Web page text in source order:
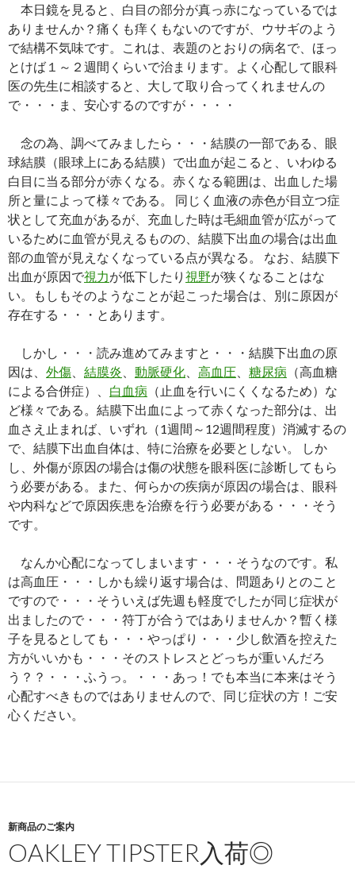
本日鏡を見ると、白目の部分が真っ赤になっているでは
ありませんか？痛くも痒くもないのですが、ウサギのよう
で結構不気味です。これは、表題のとおりの病名で、ほっ
とけば１～２週間くらいで治まります。よく心配して眼科
医の先生に相談すると、大して取り合ってくれませんの
で・・・ま、安心するのですが・・・・
念の為、調べてみましたら・・・結膜の一部である、眼
球結膜（眼球上にある結膜）で出血が起こると、いわゆる
白目に当る部分が赤くなる。赤くなる範囲は、出血した場
所と量によって様々である。 同じく血液の赤色が目立つ症
状として充血があるが、充血した時は毛細血管が広がって
いるために血管が見えるものの、結膜下出血の場合は出血
部の血管が見えなくなっている点が異なる。 なお、結膜下
出血が原因で視力が低下したり 視野が狭くなることはな
い。もしもそのようなことが起こった場合は、別に原因が
存在する・・・とあります。
しかし・・・読み進めてみますと・・・結膜下出血の原
因は、 外傷 結膜炎 動脈硬化 高血圧 糖尿病 （高血糖
による合併症）、 白血病 （止血を行いにくくなるため）な
ど様々である。結膜下出血によって赤くなった部分は、出
血さえ止まれば、いずれ（1週間～12週間程度）消滅するの
で、結膜下出血自体は、特に治療を必要としない。 しか
し、外傷が原因の場合は傷の状態を眼科医に診断してもら
う必要がある。また、何らかの疾病が原因の場合は、眼科
や内科などで原因疾患を治療を行う必要がある・・・そう
です。
なんか心配になってしまいます・・・そうなのです。私
は高血圧・・・しかも繰り返す場合は、問題ありとのこと
ですので・・・そういえば先週も軽度でしたが同じ症状が
出ましたので・・・符丁が合うではありませんか？暫く様
子を見るとしても・・・やっぱり・・・少し飲酒を控えた
方がいいかも・・・そのストレスとどっちが重いんだろ
う？？・・・ふうっ。・・・あっ！でも本当に本来はそう
心配すべきものではありませんので、同じ症状の方！ご安
心ください。
新商品のご案内
OAKLEY TIPSTER入荷◎